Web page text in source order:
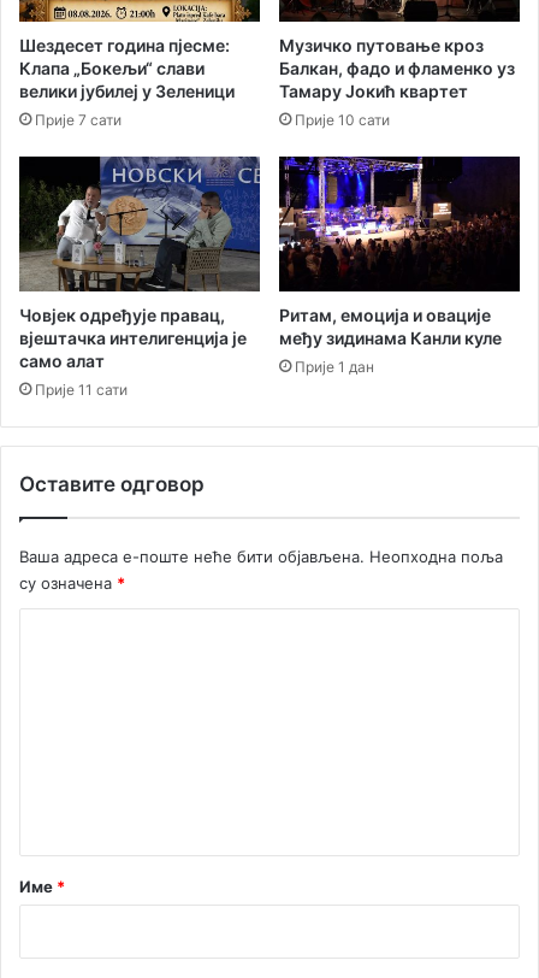
а
д
и
н
ц
е
З
а
г
р
е
у
Ц
н
Г
а
п
р
е
д
а
у
а
а
у
е
н
о
в
и
ћ
и
м
а
Шездесет година пјесме:
Клапа „Бокељи“ слави
велики јубилеј у Зеленици
Прије 7 сати
Музичко путовање кроз
Балкан, фадо и фламенко уз
Тамару Јокић квартет
Прије 10 сати
Човјек одређује правац,
вјештачка интелигенција је
само алат
Прије 11 сати
Ритам, емоција и овације
међу зидинама Канли куле
Прије 1 дан
Оставите одговор
Ваша адреса е-поште неће бити објављена. Неопходна поља
су означена *
р
Име *